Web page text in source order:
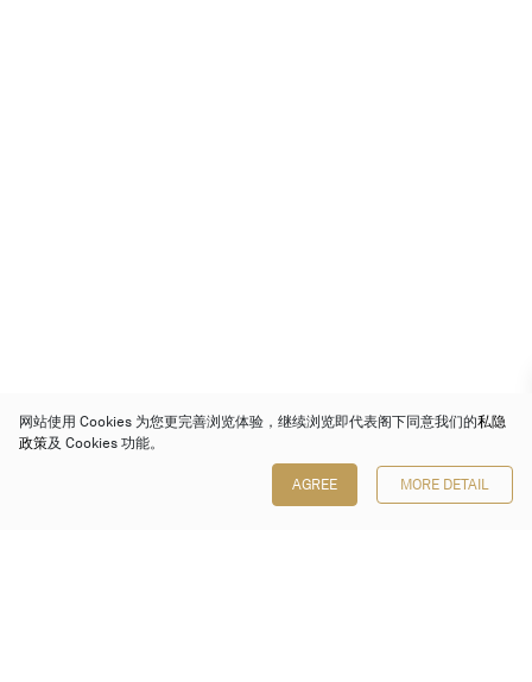
网站使用 Cookies 为您更完善浏览体验，继续浏览即代表阁下同意我们的私隐
政策及 Cookies 功能。
AGREE MORE DETAIL